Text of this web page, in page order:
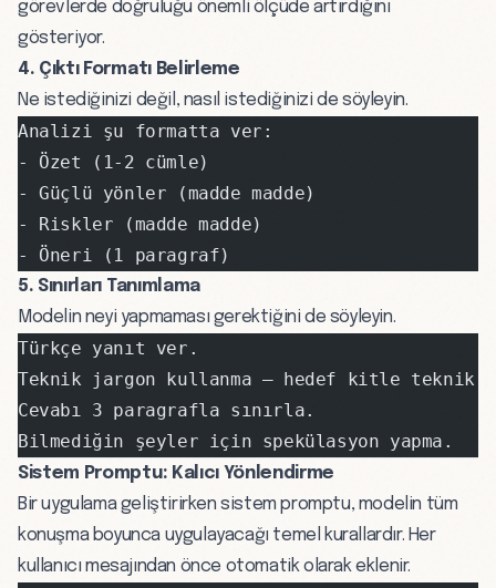
görevlerde doğruluğu önemli ölçüde artırdığını
gösteriyor.
4. Çıktı Formatı Belirleme
Ne istediğinizi değil, nasıl istediğinizi de söyleyin.
Analizi şu formatta ver:
- Özet (1-2 cümle)
- Güçlü yönler (madde madde)
- Riskler (madde madde)
- Öneri (1 paragraf)
5. Sınırları Tanımlama
Modelin neyi yapmaması gerektiğini de söyleyin.
Türkçe yanıt ver.
Teknik jargon kullanma — hedef kitle
Cevabı 3 paragrafla sınırla.
Bilmediğin şeyler için spekülasyon yapma.
Sistem Promptu: Kalıcı Yönlendirme
Bir uygulama geliştirirken sistem promptu, modelin tüm
konuşma boyunca uygulayacağı temel kurallardır. Her
kullanıcı mesajından önce otomatik olarak eklenir.